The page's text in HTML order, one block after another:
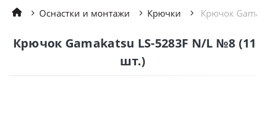
Оснастки и монтажи Крючки Крючок
Крючок Gamakatsu LS-5283F N/L №8 (11
шт.)